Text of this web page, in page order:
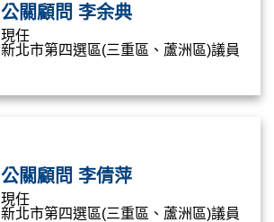
公關顧問 李余典
現任
新北市第四選區(三重區、蘆洲區)議員
公關顧問 李倩萍
現任
新北市第四選區(三重區、蘆洲區)議員